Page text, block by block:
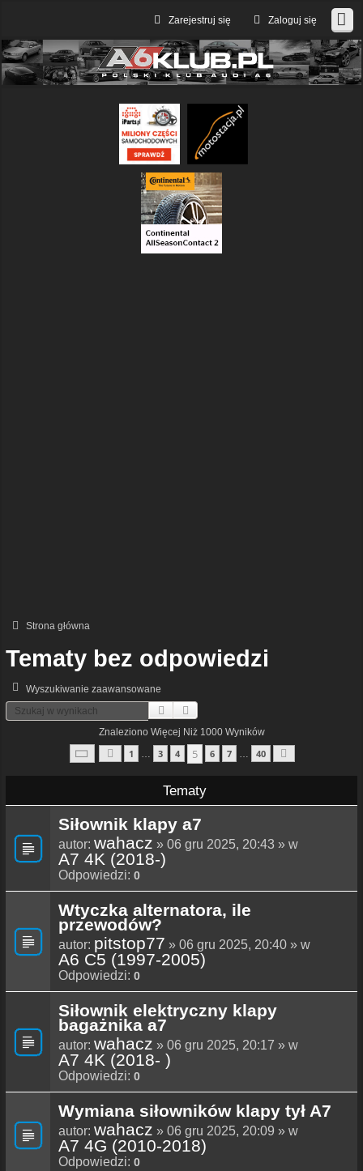
Zaloguj się
Zarejestruj się
Strona główna
Tematy bez odpowiedzi
Wyszukiwanie zaawansowane
Szukaj
Znaleziono Więcej Niż 1000 Wyników
Strona ZPoprzednia
1 3 4 5 6 7 40
Tematy
Siłownik klapy a7
autor: wahacz » 06 gru 2025, 20:43 » w
A7 4K (2018-)
Odpowiedzi: 0
Wtyczka alternatora, ile
przewodów?
autor: pitstop77 » 06 gru 2025, 20:40 » w
A6 C5 (1997-2005)
Odpowiedzi: 0
Siłownik elektryczny klapy
bagażnika a7
autor: wahacz » 06 gru 2025, 20:17 » w
A7 4K (2018- )
Odpowiedzi: 0
Wymiana siłowników klapy tył A7
autor: wahacz » 06 gru 2025, 20:09 » w
A7 4G (2010-2018)
Odpowiedzi: 0